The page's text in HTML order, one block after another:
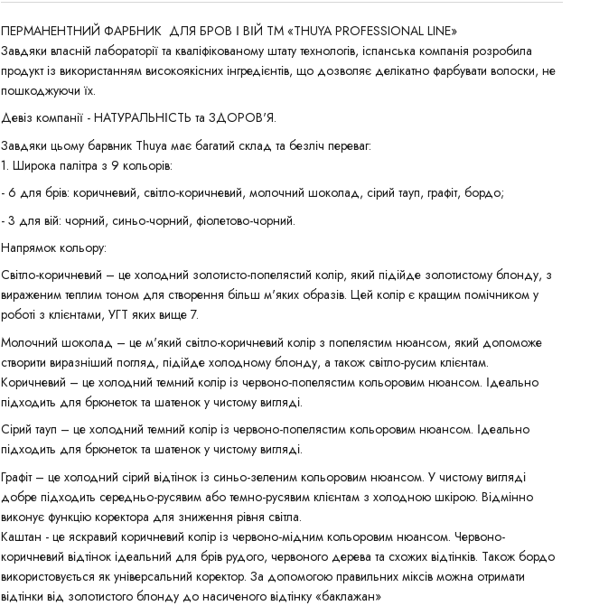
ПЕРМАНЕНТНИЙ ФАРБНИК ДЛЯ БРОВ І ВІЙ TM «THUYA PROFESSIONAL LINE»
Завдяки власній лабораторії та кваліфікованому штату технологів, іспанська компанія розробила
продукт із використанням високоякісних інгредієнтів, що дозволяє делікатно фарбувати волоски, не
пошкоджуючи їх.
Девіз компанії - НАТУРАЛЬНІСТЬ та ЗДОРОВ'Я.
Завдяки цьому барвник Thuya має багатий склад та безліч переваг:
1. Широка палітра з 9 кольорів:
- 6 для брів: коричневий, світло-коричневий, молочний шоколад, сірий тауп, графіт, бордо;
- 3 для вій: чорний, синьо-чорний, фіолетово-чорний.
Напрямок кольору:
Світло-коричневий – це холодний золотисто-попелястий колір, який підійде золотистому блонду, з
вираженим теплим тоном для створення більш м'яких образів. Цей колір є кращим помічником у
роботі з клієнтами, УГТ яких вище 7.
Молочний шоколад – це м'який світло-коричневий колір з попелястим нюансом, який допоможе
створити виразніший погляд, підійде холодному блонду, а також світло-русим клієнтам.
Коричневий – це холодний темний колір із червоно-попелястим кольоровим нюансом. Ідеально
підходить для брюнеток та шатенок у чистому вигляді.
Сірий тауп – це холодний темний колір із червоно-попелястим кольоровим нюансом. Ідеально
підходить для брюнеток та шатенок у чистому вигляді.
Графіт – це холодний сірий відтінок із синьо-зеленим кольоровим нюансом. У чистому вигляді
добре підходить середньо-русявим або темно-русявим клієнтам з холодною шкірою. Відмінно
виконує функцію коректора для зниження рівня світла.
Каштан - це яскравий коричневий колір із червоно-мідним кольоровим нюансом. Червоно-
коричневий відтінок ідеальний для брів рудого, червоного дерева та схожих відтінків. Також бордо
використовується як універсальний коректор. За допомогою правильних міксів можна отримати
відтінки від золотистого блонду до насиченого відтінку «баклажан»